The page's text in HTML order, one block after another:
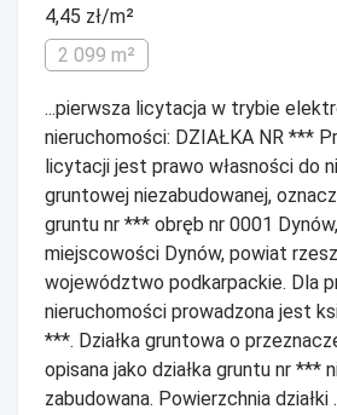
4,45 zł/m²
2 099 m²
...pierwsza licytacja w trybie
nieruchomości: DZIAŁKA NR ***
licytacji jest prawo własności do
gruntowej niezabudowanej,
gruntu nr *** obręb nr 0001
miejscowości Dynów, powiat
województwo podkarpackie. Dla
nieruchomości prowadzona jest
***. Działka gruntowa o
opisana jako działka gruntu nr ***
zabudowana. Powierzchnia działki